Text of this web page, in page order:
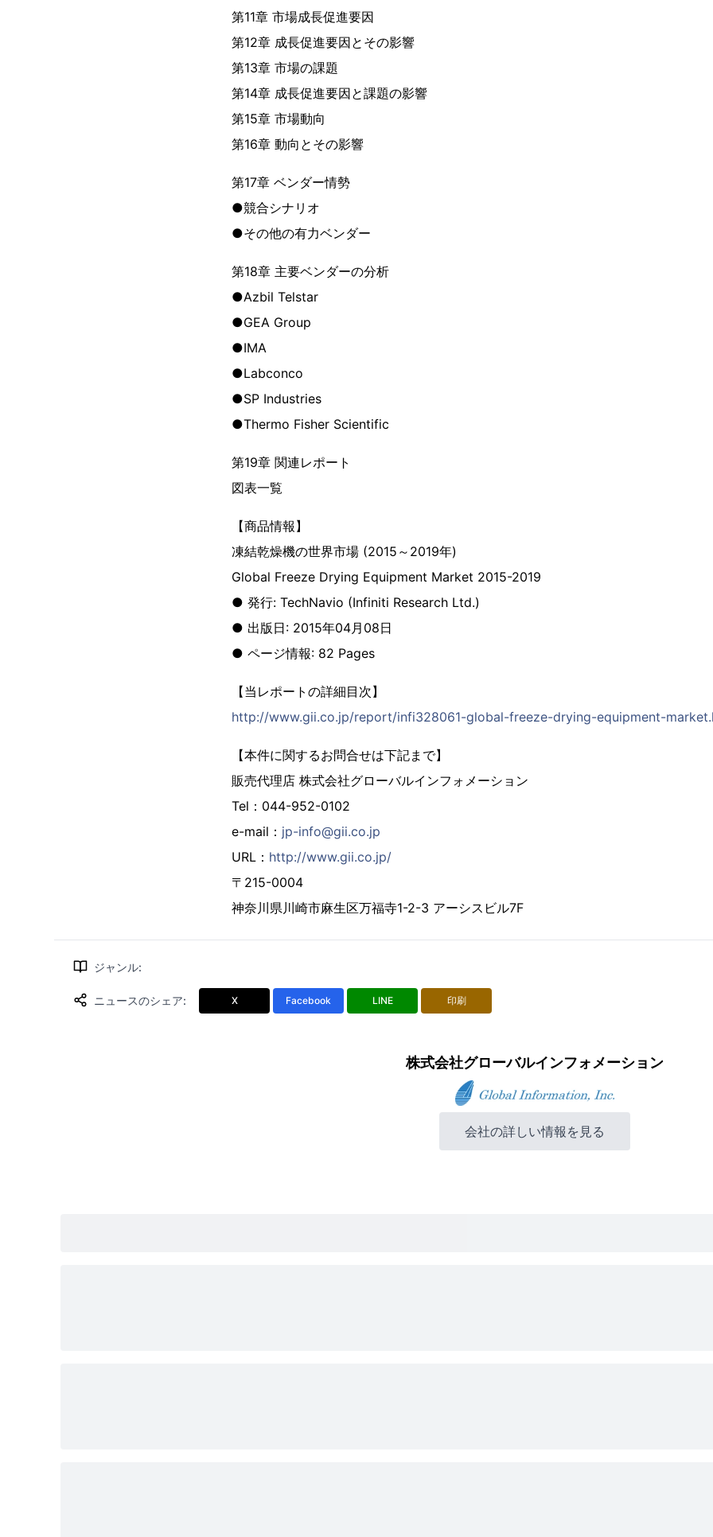
第11章 市場成長促進要因
第12章 成長促進要因とその影響
第13章 市場の課題
第14章 成長促進要因と課題の影響
第15章 市場動向
第16章 動向とその影響
第17章 ベンダー情勢
●競合シナリオ
●その他の有力ベンダー
第18章 主要ベンダーの分析
●Azbil Telstar
●GEA Group
●IMA
●Labconco
●SP Industries
●Thermo Fisher Scientific
第19章 関連レポート
図表一覧
【商品情報】
凍結乾燥機の世界市場 (2015～2019年)
Global Freeze Drying Equipment Market 2015-2019
● 発行: TechNavio (Infiniti Research Ltd.)
● 出版日: 2015年04月08日
● ページ情報: 82 Pages
【当レポートの詳細目次】
http://www.gii.co.jp/report/infi328061-global-freeze-drying-equipment-
【本件に関するお問合せは下記まで】
販売代理店 株式会社グローバルインフォメーション
Tel：044-952-0102
e-mail： jp-info@gii.co.jp
URL： http://www.gii.co.jp/
〒215-0004
神奈川県川崎市麻生区万福寺1-2-3 アーシスビル7F
ジャンル:
ニュースのシェア: X Facebook LINE 印刷
株式会社グローバルインフォメーション
会社の詳しい情報を見る